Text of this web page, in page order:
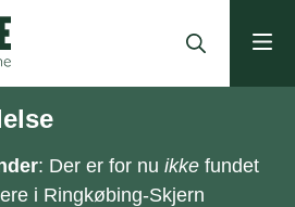
: Der er for nu ikke fundet
i Ringkøbing-Skjern